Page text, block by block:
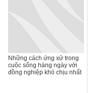
Những cách ứng xử trong
cuộc sống hàng ngày với
đồng nghiệp khó chịu nhất